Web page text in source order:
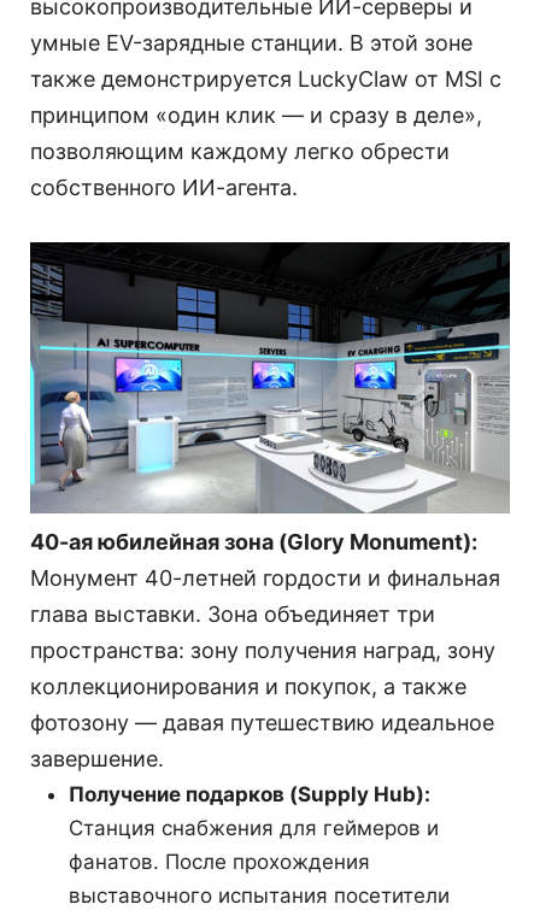
высокопроизводительные ИИ-серверы и
умные EV-зарядные станции. В этой зоне
также демонстрируется LuckyClaw от MSI с
принципом «один клик — и сразу в деле»,
позволяющим каждому легко обрести
собственного ИИ-агента.
40-ая юбилейная зона (Glory Monument):
Монумент 40-летней гордости и финальная
глава выставки. Зона объединяет три
пространства: зону получения наград, зону
коллекционирования и покупок, а также
фотозону — давая путешествию идеальное
завершение.
Получение подарков (Supply Hub):
Станция снабжения для геймеров и
фанатов. После прохождения
выставочного испытания посетители